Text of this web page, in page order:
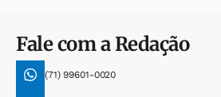
Fale com a Redação
(71) 99601-0020